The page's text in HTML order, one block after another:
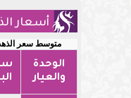
أسعار
متوسط سعر
الوحدة
والعيار